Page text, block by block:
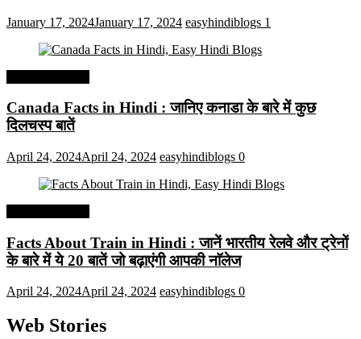
January 17, 2024January 17, 2024 easyhindiblogs 1
Canada Facts in Hindi : जानिए कनाडा के बारे में कुछ
दिलचस्प बातें
April 24, 2024April 24, 2024 easyhindiblogs 0
Facts About Train in Hindi : जानें भारतीय रेलवे और ट्रेनों
के बारे में ये 20 बातें जो बढ़ाएंगी आपकी नाॅलेज
April 24, 2024April 24, 2024 easyhindiblogs 0
Web Stories